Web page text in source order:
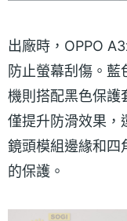
出廠時，OPPO
防止螢幕刮傷。
機則搭配黑色保護
僅提升防滑效果，
鏡頭模組邊緣和四
的保護。